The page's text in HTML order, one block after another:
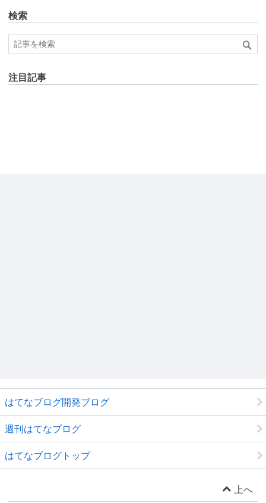
検索
注目記事
はてなブログ開発ブログ
週刊はてなブログ
はてなブログトップ
上へ